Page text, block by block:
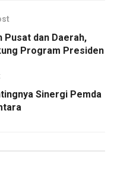
Pusat dan Daerah,
Program Presiden
Sinergi Pemda